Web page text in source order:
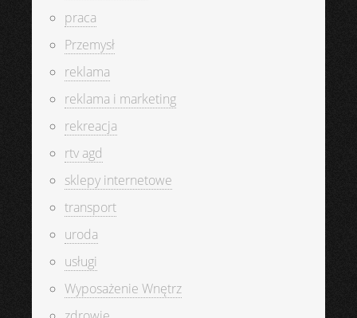
praca
Przemysł
reklama
reklama i marketing
rekreacja
rtv agd
sklepy internetowe
transport
uroda
usługi
Wyposażenie Wnętrz